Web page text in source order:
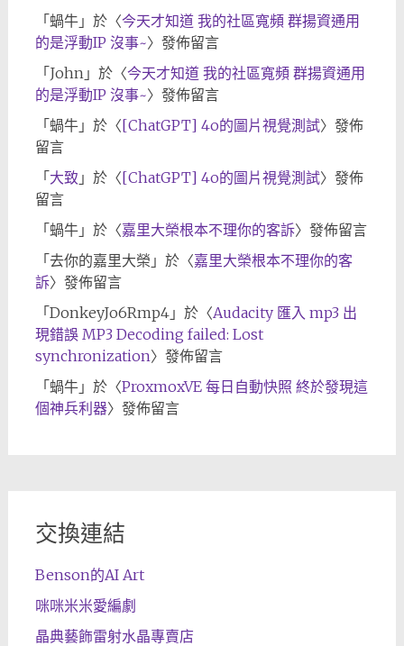
「 蝸牛」於〈今天才知道 我的社區寬頻 群揚資通用
的是浮動IP 沒事~〉發佈留言
「 John」於〈今天才知道 我的社區寬頻 群揚資通用
的是浮動IP 沒事~〉發佈留言
「 蝸牛」於〈[ChatGPT] 4o的圖片視覺測試〉發佈
留言
「 大致 」於〈[ChatGPT] 4o的圖片視覺測試〉發佈
留言
「 蝸牛」於〈嘉里大榮根本不理你的客訴〉發佈留言
「 去你的嘉里大榮 」於〈嘉里大榮根本不理你的客
訴〉發佈留言
「 DonkeyJo6Rmp4」於〈Audacity 匯入 mp3 出
現錯誤 MP3 Decoding failed: Lost
synchronization〉發佈留言
「 蝸牛」於〈ProxmoxVE 每日自動快照 終於發現這
個神兵利器〉發佈留言
交換連結
Benson的AI Art
咪咪米米愛編劇
晶典藝飾雷射水晶專賣店